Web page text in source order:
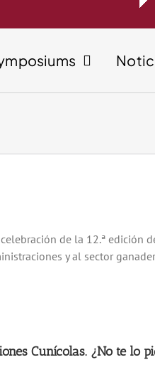
de la 12.ª edición
y al sector
Cunícolas. ¿No te lo